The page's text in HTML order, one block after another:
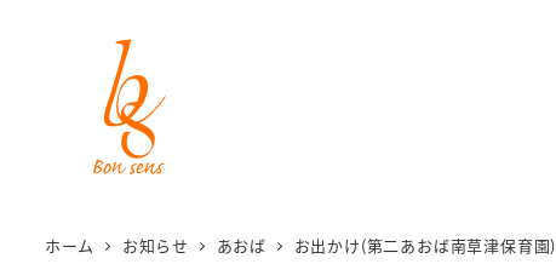
ホーム お知らせ あおば お出かけ(第二あおば南草津保育園)